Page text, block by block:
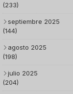
(233)
septiembre 2025
(144)
agosto 2025
(198)
julio 2025
(204)